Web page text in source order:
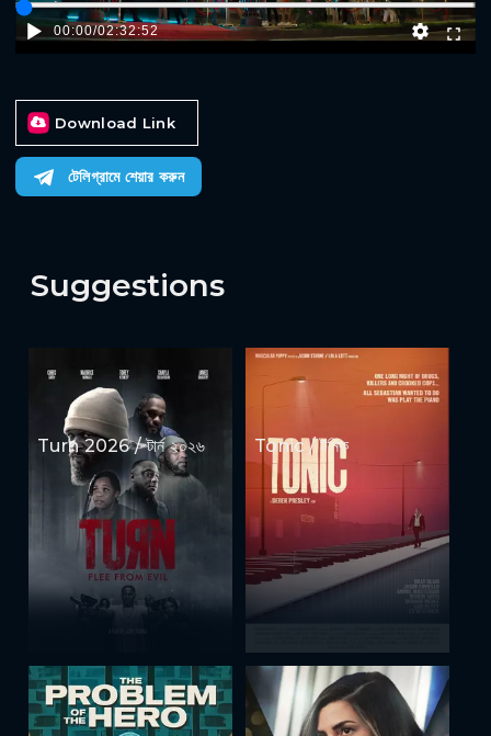
00:00/02:32:52
Download Link
টেলিগ্রামে শেয়ার করুন
Suggestions
Turn 2026 / টার্ন ২০২৬ Tonic / টনিক